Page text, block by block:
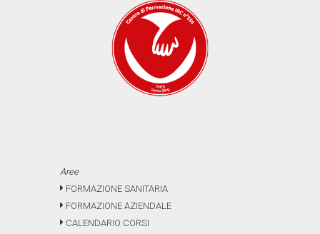
Aree
FORMAZIONE SANITARIA
FORMAZIONE AZIENDALE
CALENDARIO CORSI